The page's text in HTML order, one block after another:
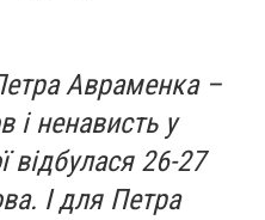
Авраменка –
і ненависть у
відбулася 26-27
І для Петра